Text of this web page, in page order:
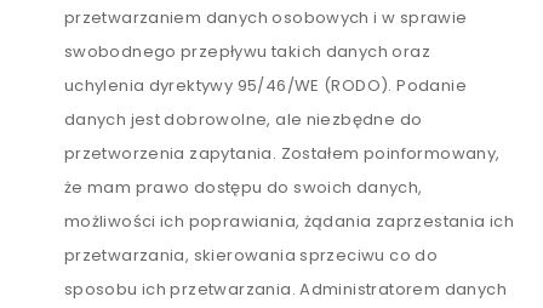
przetwarzaniem danych osobowych i w sprawie
swobodnego przepływu takich danych oraz
uchylenia dyrektywy 95/46/WE (RODO). Podanie
danych jest dobrowolne, ale niezbędne do
przetworzenia zapytania. Zostałem poinformowany,
że mam prawo dostępu do swoich danych,
możliwości ich poprawiania, żądania zaprzestania ich
przetwarzania, skierowania sprzeciwu co do
sposobu ich przetwarzania. Administratorem danych